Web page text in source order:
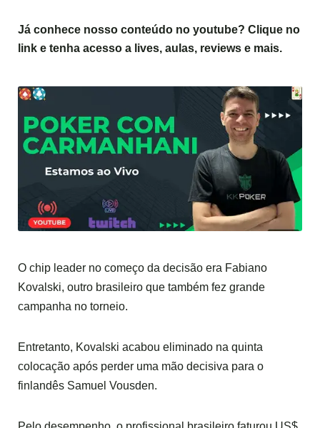
Já conhece nosso conteúdo no youtube? Clique no
link e tenha acesso a lives, aulas, reviews e mais.
O chip leader no começo da decisão era Fabiano
Kovalski, outro brasileiro que também fez grande
campanha no torneio.
Entretanto, Kovalski acabou eliminado na quinta
colocação após perder uma mão decisiva para o
finlandês Samuel Vousden.